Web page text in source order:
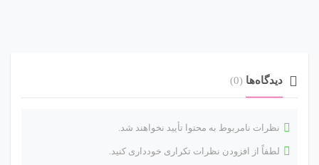
دیدگاه‌ها (0)
نظرات نامربوط به محتوا تأیید نخواهند شد.
لطفاً از افزودن نظرات تکراری خودداری کنید.